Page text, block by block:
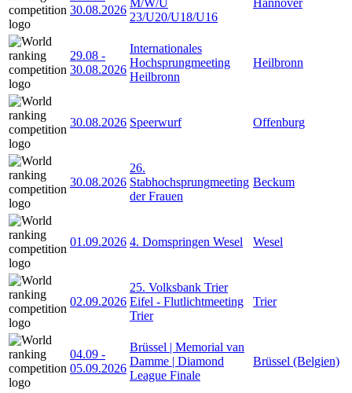
30.08.2026
M/W/U
23/U20/U18/U16
Hannover
29.08 -
30.08.2026
Internationales
Hochsprungmeeting
Heilbronn
Heilbronn
30.08.2026 Speerwurf Offenburg
30.08.2026
26.
Stabhochsprungmeeting
der Frauen
Beckum
01.09.2026 4. Domspringen Wesel Wesel
02.09.2026
25. Volksbank Trier
Eifel - Flutlichtmeeting
Trier
Trier
04.09 -
05.09.2026
Brüssel | Memorial van
Damme | Diamond
League Finale
Brüssel (Belgien)